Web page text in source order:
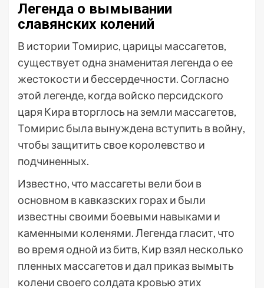
Легенда о вымывании
славянских колений
В истории Томирис, царицы массагетов,
существует одна знаменитая легенда о ее
жестокости и бессердечности. Согласно
этой легенде, когда войско персидского
царя Кира вторглось на земли массагетов,
Томирис была вынуждена вступить в войну,
чтобы защитить свое королевство и
подчиненных.
Известно, что массагеты вели бои в
основном в кавказских горах и были
известны своими боевыми навыками и
каменными коленями. Легенда гласит, что
во время одной из битв, Кир взял несколько
пленных массагетов и дал приказ вымыть
колени своего солдата кровью этих